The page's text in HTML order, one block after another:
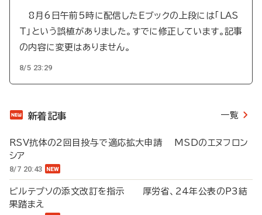
8月6日午前5時に配信したEブックの上段には「LAS
T」という誤植がありました。すでに修正しています。記事
の内容に変更はありません。
8/5 23:29
新着記事 一覧
RSV抗体の2回目投与で適応拡大申請 MSDのエヌフロン
シア
8/7 20:43
ビルテプソの添文改訂を指示 厚労省、24年公表のP3結
果踏まえ